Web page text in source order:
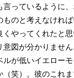
言っているように
のと考えなければ
やってくれたと
図が分かりませ
ルが低いイエロー
（笑）。彼のこれ